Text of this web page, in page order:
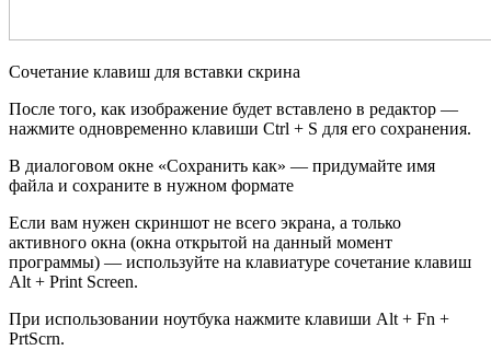
Сочетание клавиш для вставки скрина
После того, как изображение будет вставлено в редактор —
нажмите одновременно клавиши Ctrl + S для его сохранения.
В диалоговом окне «Сохранить как» — придумайте имя
файла и сохраните в нужном формате
Если вам нужен скриншот не всего экрана, а только
активного окна (окна открытой на данный момент
программы) — используйте на клавиатуре сочетание клавиш
Alt + Print Screen.
При использовании ноутбука нажмите клавиши Alt + Fn +
PrtScrn.